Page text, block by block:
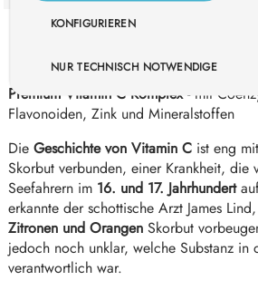
Premium Vitamin C Komplex- mit
Flavonoiden, Zink und Mineralstoffen
Die Geschichte von Vitamin C ist eng
Skorbut verbunden, einer Krankheit, die
Seefahrern im 16. und 17. Jahrhundert
erkannte der schottische Arzt James
Zitronen und Orangen Skorbut
jedoch noch unklar, welche Substanz in
verantwortlich war.
NUR TECHNISCH NOTWENDIGE
KONFIGURIEREN